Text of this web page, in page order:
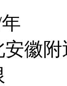
安徽附